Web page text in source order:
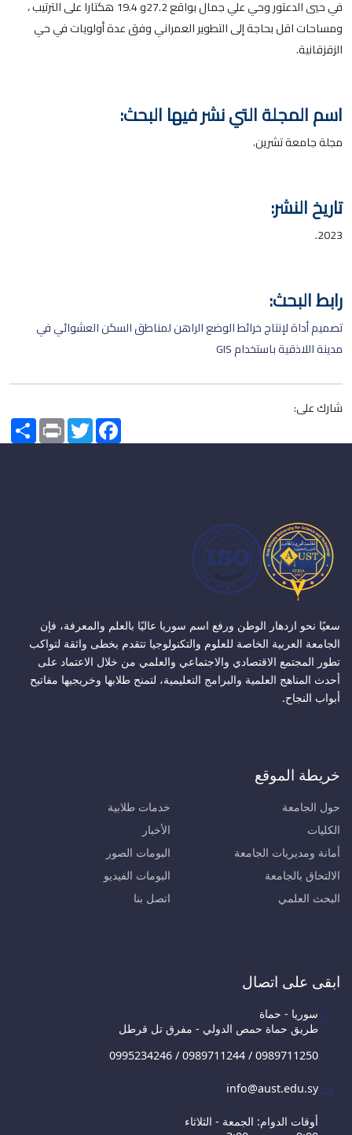
في حيي الدعتور وحي علي جمال بواقع 27.2و 19.4 هكتارا على الترتيب ،
ومساحات اقل بحاجة إلى التطوير العمراني وفق عدة أولويات في حي
الزقزقانية.
اسم المجلة التي نشر فيها البحث:
مجلة جامعة تشرين.
تاريخ النشر:
2023.
رابط البحث:
تصميم أداة لإنتاج خرائط الوضع الراهن لمناطق السكن العشوائي في
مدينة اللاذقية باستخدام GIS
شارك على:
Share PrintTwitterFacebook
سعيًا نحو ازدهار الوطن ورفع اسم سوريا عاليًا بالعلم والمعرفة، فإن
الجامعة العربية الخاصة للعلوم والتكنولوجيا تتقدم بخطى واثقة لتواكب
تطور المجتمع الاقتصادي والاجتماعي والعلمي من خلال الاعتماد على
أحدث المناهج العلمية والبرامج التعليمية، لتمنح طلابها وخريجيها مفاتيح
أبواب النجاح.
خريطة الموقع
حول الجامعة
الكليات
أمانة ومديريات الجامعة
الالتحاق بالجامعة
البحث العلمي
خدمات طلابية
الأخبار
البومات الصور
البومات الفيديو
اتصل بنا
ابقى على اتصال
سوريا - حماة
طريق حماة حمص الدولي - مفرق تل قرطل
0995234246 / 0989711244 / 0989711250
info@aust.edu.sy
أوقات الدوام: الجمعة - الثلاثاء